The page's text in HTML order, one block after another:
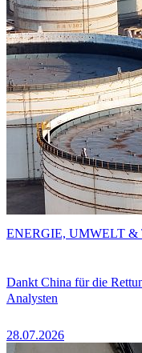
Dankt China für die
Analysten
28.07.2026
ENERGIE, UMWELT &